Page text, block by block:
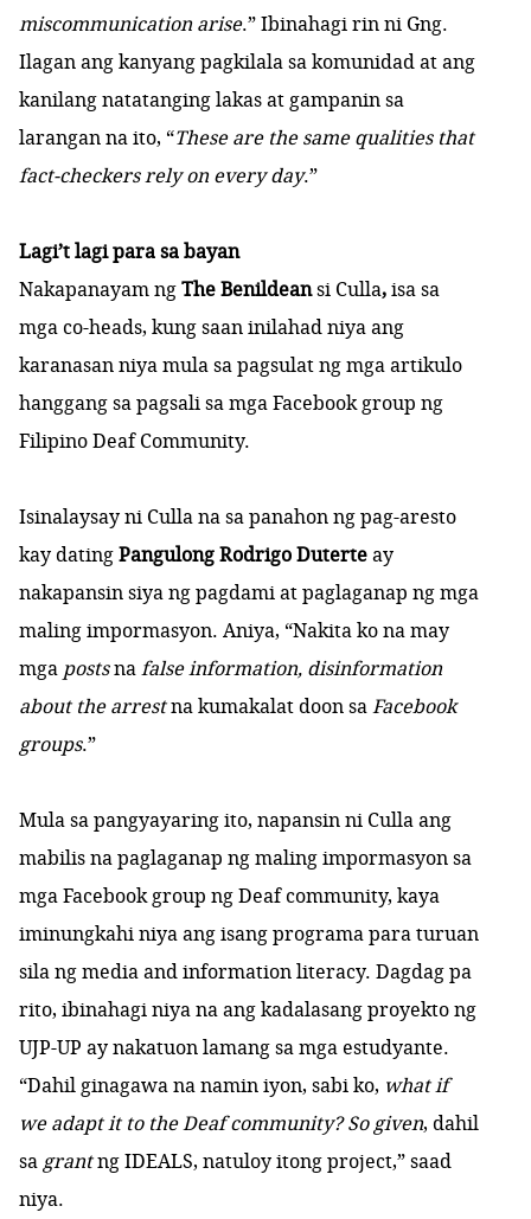
miscommunication arise.” Ibinahagi rin ni Gng.
Ilagan ang kanyang pagkilala sa komunidad at ang
kanilang natatanging lakas at gampanin sa
larangan na ito, “These are the same qualities that
fact-checkers rely on every day.”
Lagi’t lagi para sa bayan
Nakapanayam ngThe Benildeansi Culla,isa sa
mga co-heads, kung saan inilahad niya ang
karanasan niya mula sa pagsulat ng mga artikulo
hanggang sa pagsali sa mga Facebook group ng
Filipino Deaf Community.
Isinalaysay ni Culla na sa panahon ng pag-aresto
kay datingPangulong Rodrigo Duterteay
nakapansin siya ng pagdami at paglaganap ng mga
maling impormasyon. Aniya, “Nakita ko na may
mga postsnafalse information, disinformation
about the arrestna kumakalat doon saFacebook
groups.”
Mula sa pangyayaring ito, napansin ni Culla ang
mabilis na paglaganap ng maling impormasyon sa
mga Facebook group ng Deaf community, kaya
iminungkahi niya ang isang programa para turuan
sila ng media and information literacy. Dagdag pa
rito, ibinahagi niya na ang kadalasang proyekto ng
UJP-UP ay nakatuon lamang sa mga estudyante.
“Dahil ginagawa na namin iyon, sabi ko, what if
we adapt it to the Deaf community? So given, dahil
sa grantng IDEALS, natuloy itong project,” saad
niya.